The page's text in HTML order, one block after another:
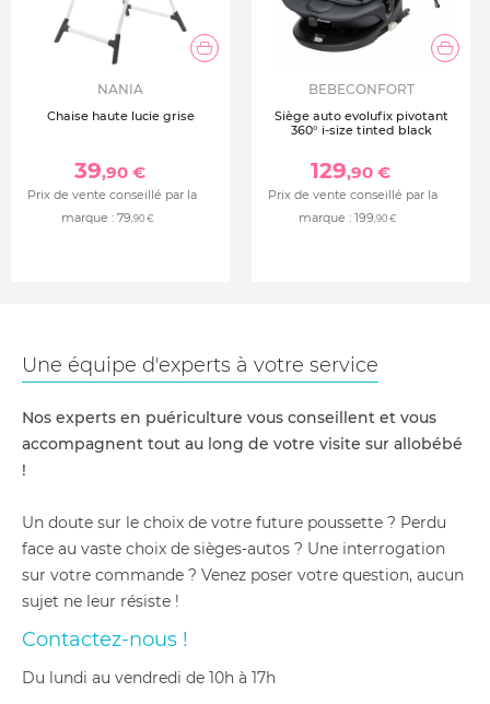
NANIA
Chaise haute lucie grise
39,90 €
Prix de vente conseillé par la
marque : 79,90 €
BEBECONFORT
Siège auto evolufix pivotant
360° i-size tinted black
129,90 €
Prix de vente conseillé par la
marque : 199,90 €
Une équipe d'experts à votre service
Nos experts en puériculture vous conseillent et vous
accompagnent tout au long de votre visite sur allobébé
!
Un doute sur le choix de votre future poussette ? Perdu
face au vaste choix de sièges-autos ? Une interrogation
sur votre commande ? Venez poser votre question, aucun
sujet ne leur résiste !
Contactez-nous !
du lundi au vendredi de 10h à 17h